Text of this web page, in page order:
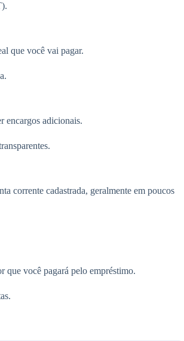
que você vai pagar.
encargos adicionais.
corrente cadastrada, geralmente em poucos
que você pagará pelo empréstimo.